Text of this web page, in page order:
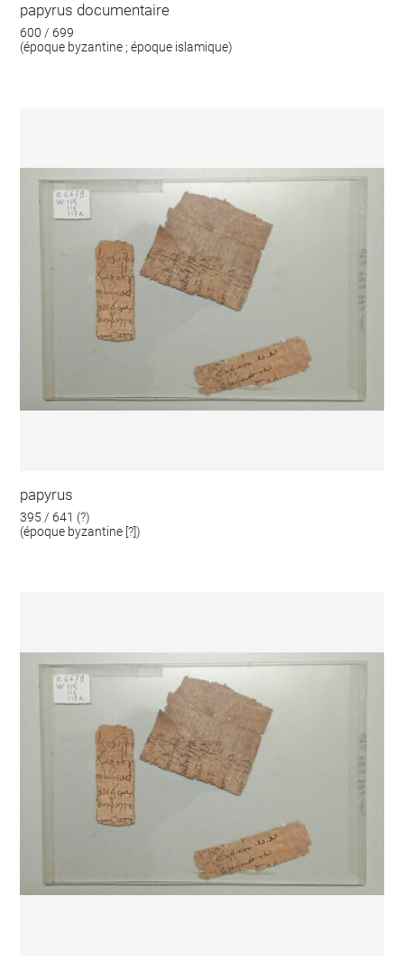
papyrus documentaire
600 / 699
(époque byzantine ; époque islamique)
papyrus
395 / 641 (?)
(époque byzantine [?])